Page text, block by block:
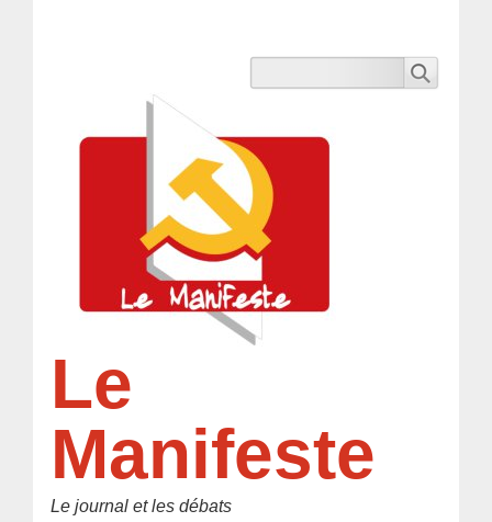
Le
Manifeste
Le journal et les débats